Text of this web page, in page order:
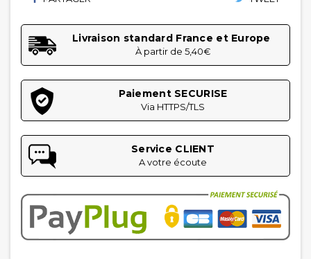
Livraison standard France et Europe
À partir de 5,40€
Paiement SECURISE
Via HTTPS/TLS
Service CLIENT
A votre écoute